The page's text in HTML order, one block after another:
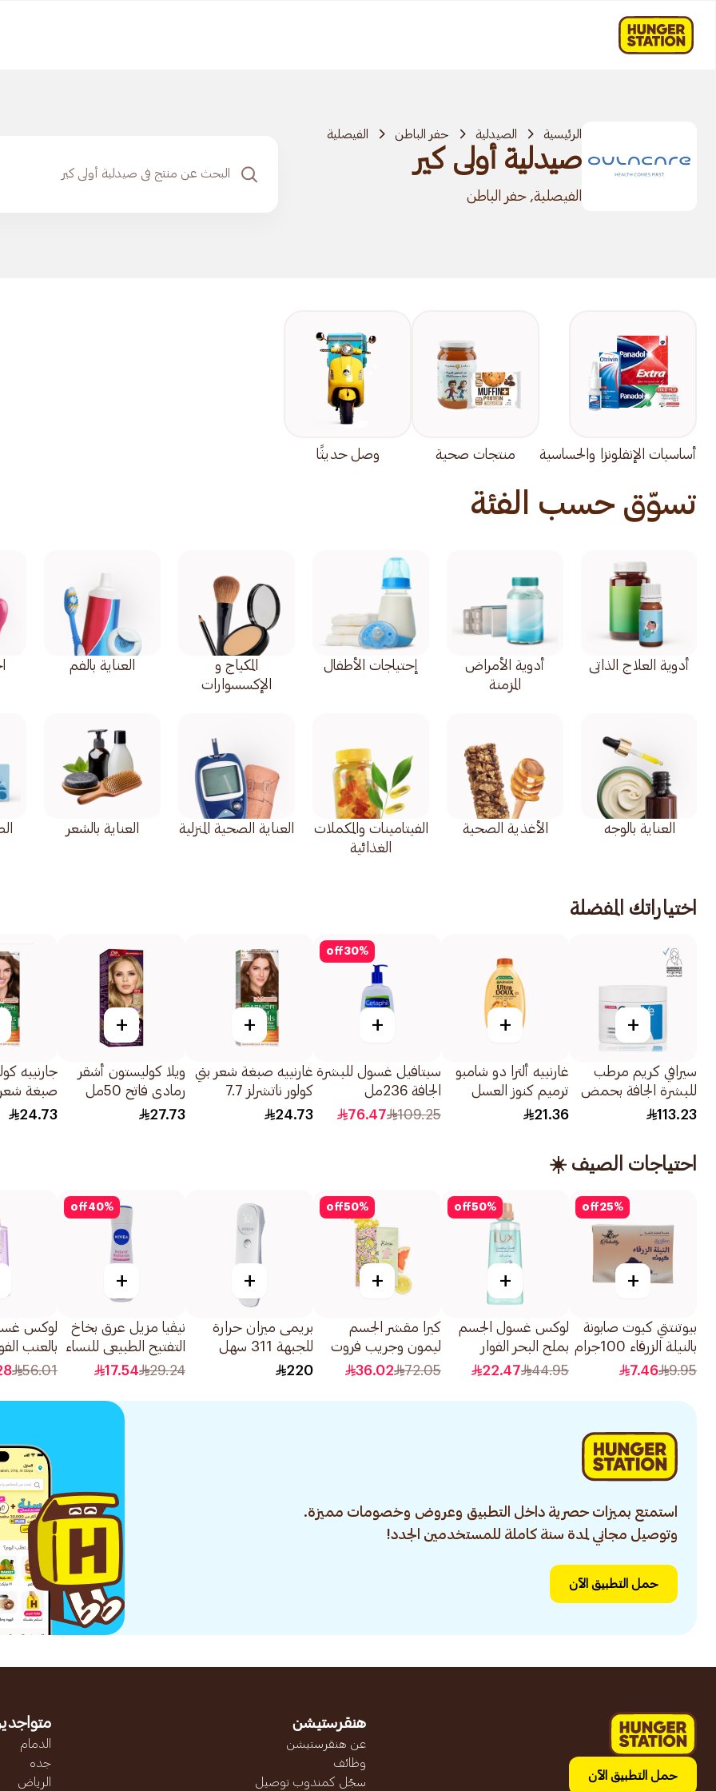
الرئيسية الصيدلية حفر الباطن الفيصلية
صيدلية أولى كير
الفيصلية, حفر الباطن
أساسيات الإنفلونزا والحساسية منتجات صحية وصل حديثًا
تسوّق حسب الفئة
أدوية العلاج الذاتي
أدوية الأمراض
المزمنة
إحتياجات الأطفال
المكياج و
الإكسسوارات
العناية بالفم
العناية بالوجه الأغذية الصحية
الفيتامينات والمكملات
الغذائية
العناية الصحية المنزلية العناية بالشعر
اختياراتك المفضلة
+
سيرافي كريم مرطب
للبشرة الجافة بحمض
الهيالورونيك 340جرام
113.23
+
غارنييه ألترا دو شامبو
ترميم كنوز العسل
400مل
21.36
30%
off
+
سيتافيل غسول للبشرة
الجافة 236مل
109.25
76.47
+
غارنييه صبغة شعر بني
كولور ناتشرلز 7.7
1كبسولة
24.73
+
ويلا كوليستون أشقر
رمادي فاتح 50مل
27.73
جارنييه
فاتح ذهبي 1قطعة
24.73
احتياجات الصيف ☀️
25%
off
+
بيوتنتتي كيوت صابونة
بالنيلة الزرقاء 100جرام
9.95
7.46
50%
off
+
لوكس غسول الجسم
بملح البحر الفوار
400مل
44.95
22.47
50%
off
+
كيرا مقشر الجسم
ليمون وجريب فروت
200جرام
72.05
36.02
+
بريمى ميزان حرارة
للجبهة 311 سهل
الاستخدام 1قطعة
220
40%
off
+
نيڤيا مزيل عرق بخاخ
التفتيح الطبيعي للنساء
150مل
29.24
17.54
لوكس
بالعنب الفوار
56.01
استمتع بميزات حصرية داخل التطبيق وعروض وخصومات مميزة.
وتوصيل مجاني لمدة سنة كاملة للمستخدمين الجدد!
حمل التطبيق الآن
حمل التطبيق الآن
هنقرستيشن
عن هنقرستيشن
وظائف
سجّل كمندوب توصيل
الدمام
جده
الرياض